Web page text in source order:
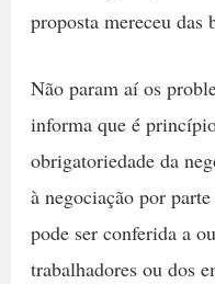
proposta mereceu das
Não param aí os
informa que é
obrigatoriedade da
à negociação por
pode ser conferida a
trabalhadores ou dos